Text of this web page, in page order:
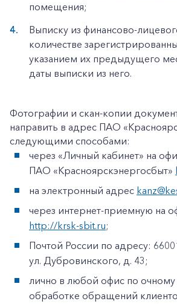
помещения;
Выписку из финансово-
количестве
указанием их предыдущего
даты выписки из него.
Фотографии и скан-копии
направить в адрес ПАО
следующими способами:
через «Личный кабинет» на
ПАО «Красноярскэнергосбыт»
на электронный адрес
через интернет-приемную на
http://krsk-sbit.ru;
Почтой России по адресу:
ул. Дубровинского, д. 43;
лично в любой офис по
обработке обращений